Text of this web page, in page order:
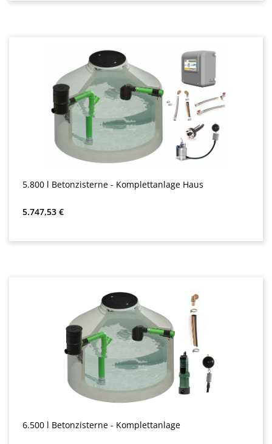
5.800 l Betonzisterne - Komplettanlage Haus
Almindelig pris:
5.747,53 €
6.500 l Betonzisterne - Komplettanlage